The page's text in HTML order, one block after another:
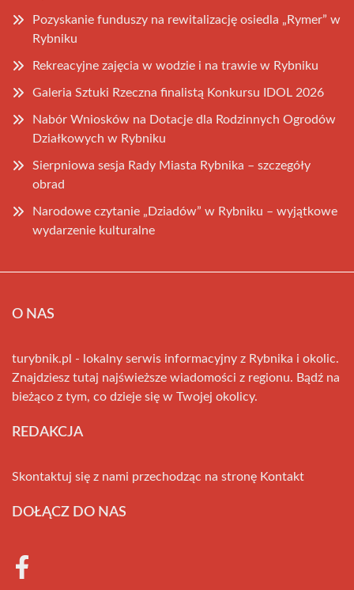
Pozyskanie funduszy na rewitalizację osiedla „Rymer” w
Rybniku
Rekreacyjne zajęcia w wodzie i na trawie w Rybniku
Galeria Sztuki Rzeczna finalistą Konkursu IDOL 2026
Nabór Wniosków na Dotacje dla Rodzinnych Ogrodów
Działkowych w Rybniku
Sierpniowa sesja Rady Miasta Rybnika – szczegóły
obrad
Narodowe czytanie „Dziadów” w Rybniku – wyjątkowe
wydarzenie kulturalne
O NAS
turybnik.pl - lokalny serwis informacyjny z Rybnika i okolic.
Znajdziesz tutaj najświeższe wiadomości z regionu. Bądź na
bieżąco z tym, co dzieje się w Twojej okolicy.
REDAKCJA
Skontaktuj się z nami przechodząc na stronę Kontakt
DOŁĄCZ DO NAS